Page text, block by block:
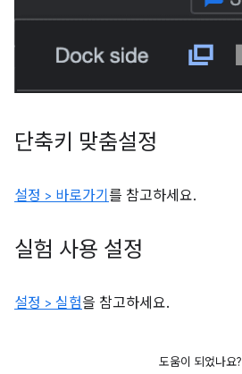
단축키 맞춤설정
설정 > 바로가기 를 참고하세요.
실험 사용 설정
설정 > 실험을 참고하세요.
도움이 되었나요?